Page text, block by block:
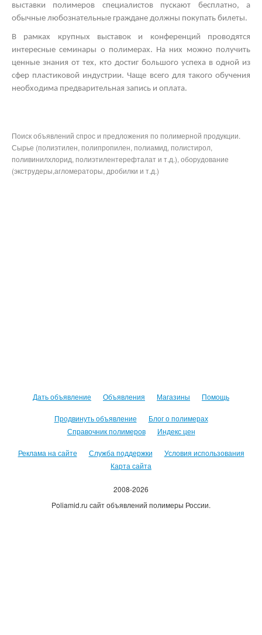
выставки полимеров специалистов пускают бесплатно, а
обычные любознательные граждане должны покупать билеты.
В рамках крупных выставок
и конференций проводятся
интересные семинары о полимерах. На них можно получить
ценные знания от тех, кто достиг большого успеха в одной из
сфер пластиковой индустрии. Чаще всего для такого обучения
необходима предварительная запись и оплата.
Поиск объявлений спрос и предложения по полимерной продукции.
Сырье (полиэтилен, полипропилен, полиамид, полистирол,
поливинилхлорид, полиэтилентерефталат и т.д.), оборудование
(экструдеры,агломераторы, дробилки и т.д.)
Дать объявление Объявления Магазины Помощь
Продвинуть объявление
Блог о полимерах
Справочник полимеров
Индекс цен
Реклама на сайте Служба поддержки
Условия использования
Карта сайта
2008-2026
Poliamid.ru сайт объявлений полимеры России.